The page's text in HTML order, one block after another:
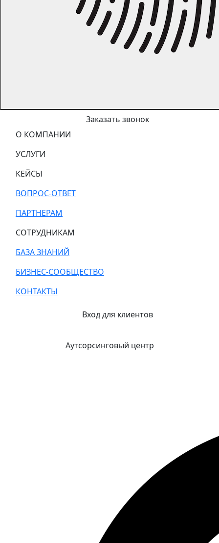
Заказать звонок
О КОМПАНИИ
УСЛУГИ
КЕЙСЫ
ВОПРОС-ОТВЕТ
ПАРТНЕРАМ
СОТРУДНИКАМ
БАЗА ЗНАНИЙ
БИЗНЕС-СООБЩЕСТВО
КОНТАКТЫ
Вход для клиентов
Аутсорсинговый центр